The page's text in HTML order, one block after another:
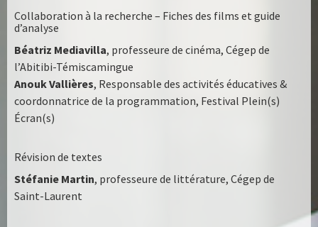
Collaboration à la recherche – Fiches des films et guide
d’analyse
Béatriz Mediavilla, professeure de cinéma, Cégep de
l’Abitibi-Témiscamingue
Anouk Vallières, Responsable des activités éducatives &
coordonnatrice de la programmation, Festival Plein(s)
Écran(s)
Révision de textes
Stéfanie Martin, professeure de littérature, Cégep de
Saint-Laurent